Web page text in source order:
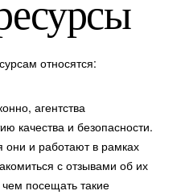
относятся:
агентства
качества и безопасности.
они и работают в рамках
с отзывами об их
посещать такие